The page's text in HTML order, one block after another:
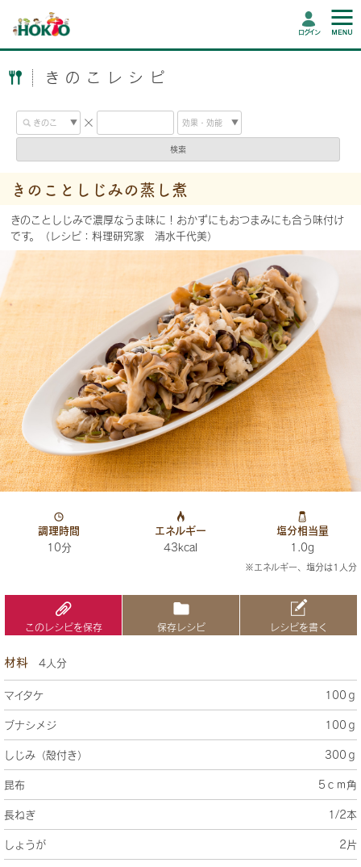
ログイン
きのこレシピ
検索
きのことしじみの蒸し煮
きのことしじみで濃厚なうま味に！おかずにもおつまみにも合う味付け
です。（レシピ：料理研究家 清水千代美）
調理時間
10分
エネルギー
43kcal
塩分相当量
1.0g
※エネルギー、塩分は1人分
このレシピを保存 保存レシピ レシピを書く
材料 4人分
マイタケ 100ｇ
ブナシメジ 100ｇ
しじみ（殻付き） 300ｇ
昆布 5ｃｍ角
長ねぎ 1/2本
しょうが 2片